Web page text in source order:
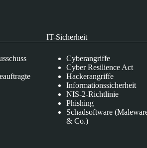
IT-Sicherheit
Cyberangriffe
Cyber Resilience Act
Hackerangriffe
Informationssicherheit
NIS-2-Richtlinie
Phishing
Schadsoftware
& Co.)